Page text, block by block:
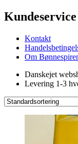
Kundeservice
Kontakt
Om
Danskejet
Levering 1-3